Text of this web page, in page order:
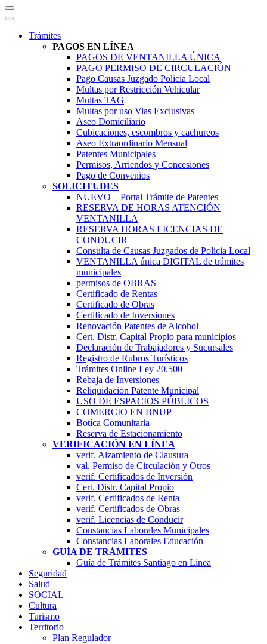
Trámites
PAGOS EN LÍNEA
PAGOS DE VENTANILLA ÚNICA
PAGO PERMISO DE CIRCULACIÓN
Pago Causas Juzgado Policía Local
Multas por Restricción Vehicular
Multas TAG
Multas por uso Vias Exclusivas
Aseo Domiciliario
Cubicaciones, escombros y cachureos
Aseo Extraordinario Mensual
Patentes Municipales
Permisos, Arriendos y Concesiones
Pago de Convenios
SOLICITUDES
NUEVO – Portal Trámite de Patentes
RESERVA DE HORAS ATENCIÓN
VENTANILLA
RESERVA HORAS LICENCIAS DE
CONDUCIR
Consulta de Causas Juzgados de Policia Local
VENTANILLA única DIGITAL de trámites
municipales
permisos de OBRAS
Certificado de Rentas
Certificado de Obras
Certificado de Inversiones
Renovación Patentes de Alcohol
Cert. Distr. Capital Propio para municipios
Declaración de Trabajadores y Sucursales
Registro de Rubros Turí­sticos
Trámites Online Ley 20.500
Rebaja de Inversiones
Reliquidación Patente Municipal
USO DE ESPACIOS PÚBLICOS
COMERCIO EN BNUP
Botíca Comunitaria
Reserva de Estacionamiento
VERIFICACIÓN EN LÍNEA
verif. Alzamiento de Clausura
val. Permiso de Circulación y Otros
verif. Certificados de Inversión
Cert. Distr. Capital Propio
verif. Certificados de Renta
verif. Certificados de Obras
verif. Licencias de Conducir
Constancias Laborales Municipales
Constancias Laborales Educación
GUÍA DE TRÁMITES
Guía de Trámites Santiago en Línea
Seguridad
Salud
SOCIAL
Cultura
Turismo
Territorio
Plan Regulador